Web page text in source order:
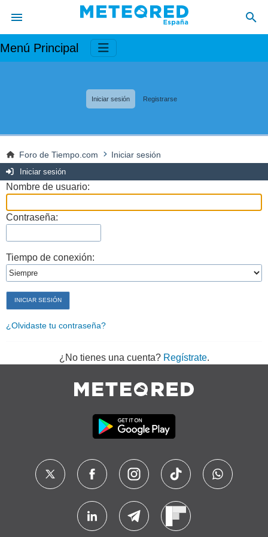
Menú Principal
Iniciar sesión Registrarse
Foro de Tiempo.com Iniciar sesión
Iniciar sesión
Nombre de usuario:
Contraseña:
Tiempo de conexión:
¿Olvidaste tu contraseña?
¿No tienes una cuenta? Regístrate.